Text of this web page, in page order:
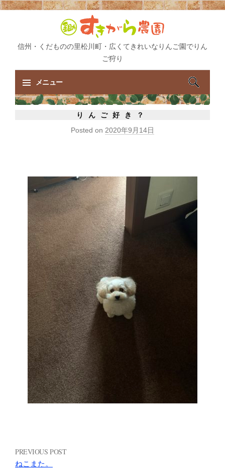
信州・くだものの里松川町・広くてきれいなりんご園でりん
ご狩り
メニュー
コ
ス
検
索:
りんご好き？
Posted on 2020年9月14日
PREVIOUS POST
ねこまた。